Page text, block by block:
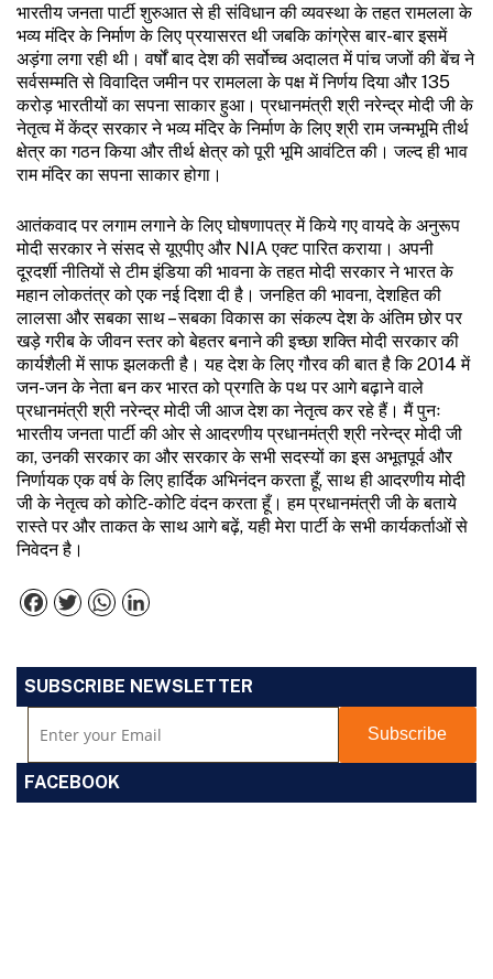
भारतीय जनता पार्टी शुरुआत से ही संविधान की व्यवस्था के तहत रामलला के
भव्य मंदिर के निर्माण के लिए प्रयासरत थी जबकि कांग्रेस बार-बार इसमें
अड़ंगा लगा रही थी। वर्षों बाद देश की सर्वोच्च अदालत में पांच जजों की बेंच ने
सर्वसम्मति से विवादित जमीन पर रामलला के पक्ष में निर्णय दिया और 135
करोड़ भारतीयों का सपना साकार हुआ। प्रधानमंत्री श्री नरेन्द्र मोदी जी के
नेतृत्व में केंद्र सरकार ने भव्य मंदिर के निर्माण के लिए श्री राम जन्मभूमि तीर्थ
क्षेत्र का गठन किया और तीर्थ क्षेत्र को पूरी भूमि आवंटित की। जल्द ही भाव
राम मंदिर का सपना साकार होगा।
आतंकवाद पर लगाम लगाने के लिए घोषणापत्र में किये गए वायदे के अनुरूप
मोदी सरकार ने संसद से यूएपीए और NIA एक्ट पारित कराया। अपनी
दूरदर्शी नीतियों से टीम इंडिया की भावना के तहत मोदी सरकार ने भारत के
महान लोकतंत्र को एक नई दिशा दी है। जनहित की भावना, देशहित की
लालसा और सबका साथ – सबका विकास का संकल्प देश के अंतिम छोर पर
खड़े गरीब के जीवन स्तर को बेहतर बनाने की इच्छा शक्ति मोदी सरकार की
कार्यशैली में साफ झलकती है। यह देश के लिए गौरव की बात है कि 2014 में
जन-जन के नेता बन कर भारत को प्रगति के पथ पर आगे बढ़ाने वाले
प्रधानमंत्री श्री नरेन्द्र मोदी जी आज देश का नेतृत्व कर रहे हैं। मैं पुनः
भारतीय जनता पार्टी की ओर से आदरणीय प्रधानमंत्री श्री नरेन्द्र मोदी जी
का, उनकी सरकार का और सरकार के सभी सदस्यों का इस अभूतपूर्व और
निर्णायक एक वर्ष के लिए हार्दिक अभिनंदन करता हूँ, साथ ही आदरणीय मोदी
जी के नेतृत्व को कोटि-कोटि वंदन करता हूँ। हम प्रधानमंत्री जी के बताये
रास्ते पर और ताकत के साथ आगे बढ़ें, यही मेरा पार्टी के सभी कार्यकर्ताओं से
निवेदन है।
Facebook
TwitterWhatsApp
SUBSCRIBE NEWSLETTER
FACEBOOK